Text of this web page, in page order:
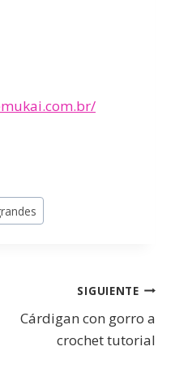
SIGUIENTE
Cárdigan con gorro a
crochet tutorial